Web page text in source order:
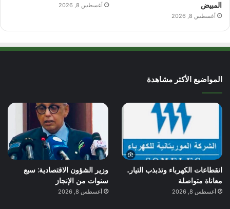
المبيض
أغسطس 8, 2026
أغسطس 8, 2026
المواضيع الأكثر مشاهدة
انقطاعات الكهرباء وتذبذب التيار..
معاناة متواصلة
أغسطس 8, 2026
وزير الشؤون الاقتصادية: سبع
سنوات من الإنجاز
أغسطس 8, 2026